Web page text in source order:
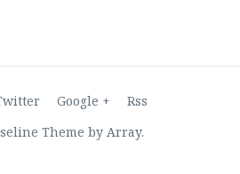
Google +
Rss
Theme by Array.